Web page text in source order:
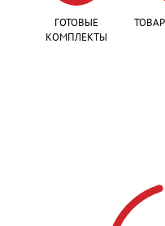
ГОТОВЫЕ
КОМПЛЕКТЫ